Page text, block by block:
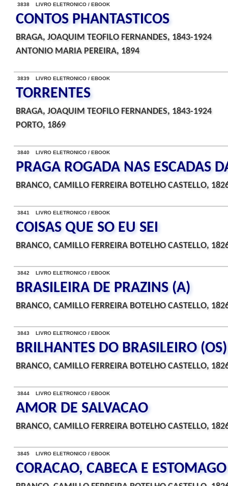
3838 LIVRO ELETRONICO / EBOOK
CONTOS PHANTASTICOS
BRAGA, JOAQUIM TEOFILO FERNANDES, 1843-1924
ANTONIO MARIA PEREIRA, 1894
3839 LIVRO ELETRONICO / EBOOK
TORRENTES
BRAGA, JOAQUIM TEOFILO FERNANDES, 1843-1924
PORTO, 1869
3840 LIVRO ELETRONICO / EBOOK
PRAGA ROGADA NAS ESCADAS
BRANCO, CAMILLO FERREIRA BOTELHO CASTELLO,
3841 LIVRO ELETRONICO / EBOOK
COISAS QUE SO EU SEI
BRANCO, CAMILLO FERREIRA BOTELHO CASTELLO,
3842 LIVRO ELETRONICO / EBOOK
BRASILEIRA DE PRAZINS (A)
BRANCO, CAMILLO FERREIRA BOTELHO CASTELLO,
3843 LIVRO ELETRONICO / EBOOK
BRILHANTES DO BRASILEIRO (OS)
BRANCO, CAMILLO FERREIRA BOTELHO CASTELLO,
3844 LIVRO ELETRONICO / EBOOK
AMOR DE SALVACAO
BRANCO, CAMILLO FERREIRA BOTELHO CASTELLO,
3845 LIVRO ELETRONICO / EBOOK
CORACAO, CABECA E ESTOMAGO